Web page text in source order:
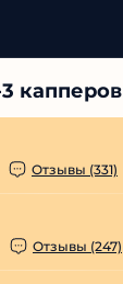
Отзывы (331)
Отзывы (247)